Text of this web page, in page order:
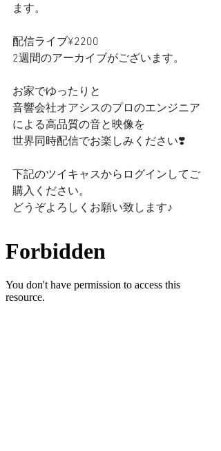
ます。
配信ライブ¥2200
2週間のアーカイブがございます。
お家でゆったりと
音響会社オアシスのプロのエンジニア
による高品質の音と映像を
世界同時配信でお楽しみください❣️
下記のツイキャスからログインしてご
購入ください。
どうぞよろしくお願い致します♪